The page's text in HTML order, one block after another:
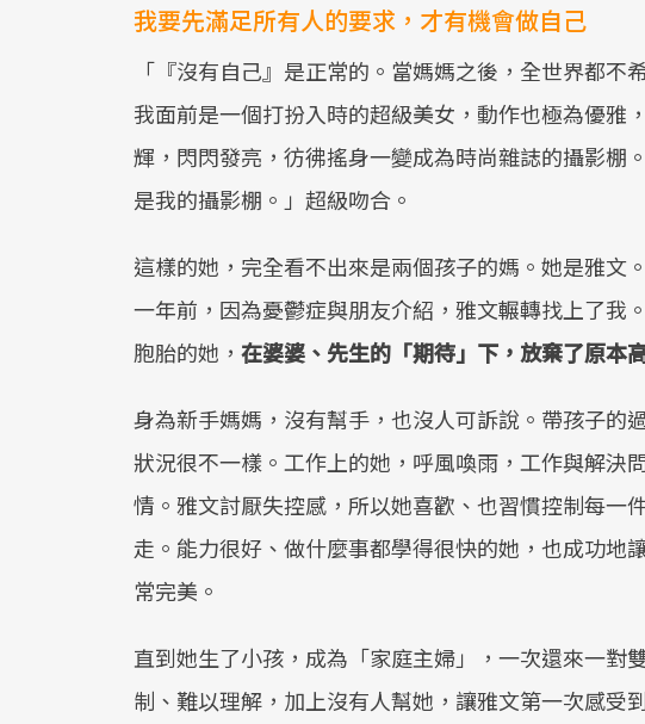
我要先滿足所有人的要求，才有機會做自己
「『沒有自己』是正常的。當媽媽之後，全世界都不
我面前是一個打扮入時的超級美女，動作也極為優雅
輝，閃閃發亮，彷彿搖身一變成為時尚雜誌的攝影棚
是我的攝影棚。」超級吻合。
這樣的她，完全看不出來是兩個孩子的媽。她是雅文。
一年前，因為憂鬱症與朋友介紹，雅文輾轉找上了我
胞胎的她， 在婆婆、先生的「期待」下，放棄了原本
身為新手媽媽，沒有幫手，也沒人可訴說。帶孩子的
狀況很不一樣。工作上的她，呼風喚雨，工作與解決
情。雅文討厭失控感，所以她喜歡、也習慣控制每一
走。能力很好、做什麼事都學得很快的她，也成功地
常完美。
直到她生了小孩，成為「家庭主婦」，一次還來一對
制、難以理解，加上沒有人幫她，讓雅文第一次感受